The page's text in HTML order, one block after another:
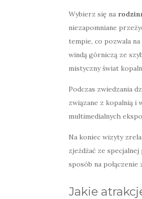
Wybierz się na
niezapomniane
tempie, co pozwala
windą górniczą ze
mistyczny świat
Podczas zwiedzania
związane z kopalnią i
multimedialnych
Na koniec wizyty
zjeżdżać ze
sposób na
Jakie